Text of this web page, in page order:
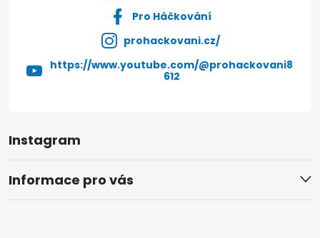
Instagram
Informace pro vás
Pro Háčkování
prohackovani.cz/
https://www.youtube.com/@prohackovani8
612